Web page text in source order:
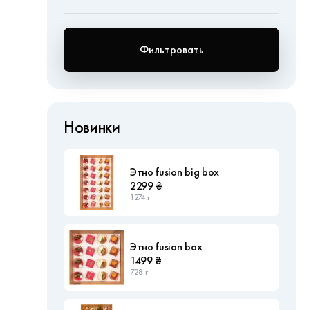
Фильтровать
Новинки
Этно fusion big box
2299 ₴
1274 г
Этно fusion box
1499 ₴
728 г